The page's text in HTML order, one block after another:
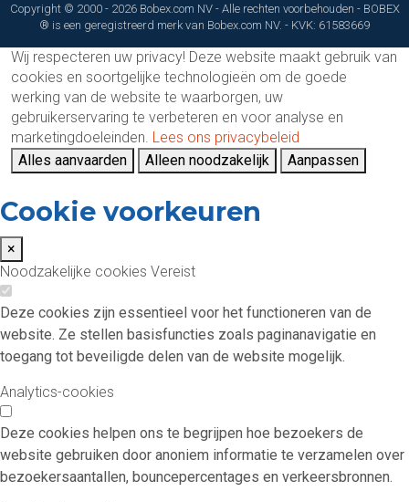
Copyright © 2000 - 2026 Bobex.com NV - Alle rechten voorbehouden - BOBEX
® is een geregistreerd merk van Bobex.com NV. - KVK: 61583669
Wij respecteren uw privacy! Deze website maakt gebruik van
cookies en soortgelijke technologieën om de goede
werking van de website te waarborgen, uw
gebruikerservaring te verbeteren en voor analyse en
marketingdoeleinden. Lees ons privacybeleid
Alles aanvaarden
Alleen noodzakelijk Aanpassen
Cookie voorkeuren
×
Noodzakelijke cookies Vereist
Deze cookies zijn essentieel voor het functioneren van de
website. Ze stellen basisfuncties zoals paginanavigatie en
toegang tot beveiligde delen van de website mogelijk.
Analytics-cookies
Deze cookies helpen ons te begrijpen hoe bezoekers de
website gebruiken door anoniem informatie te verzamelen over
bezoekersaantallen, bouncepercentages en verkeersbronnen.